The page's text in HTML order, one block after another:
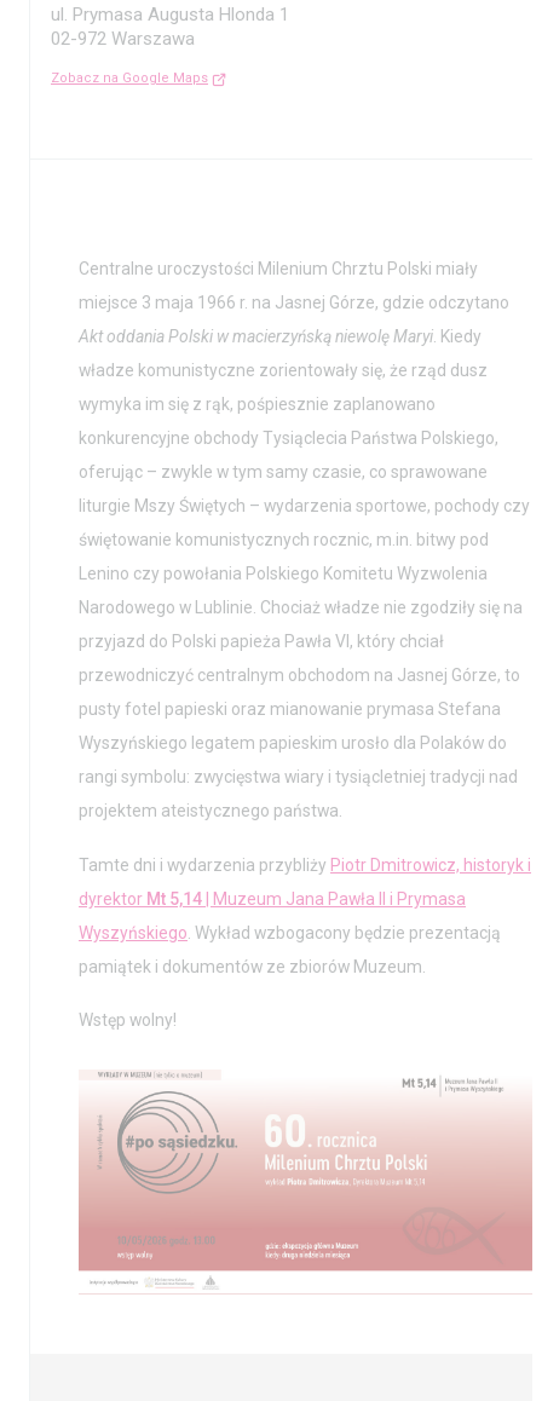
Wystawy / Wydarzenia
Kontakt i Zespół
BIP
Edukacja
Projekty
Wolontariat
Kolekcja im. Jana
Pawła II
ul. Prymasa Augusta Hlonda 1
02-972 Warszawa
Zobacz na Google Maps
Centralne uroczystości Milenium Chrztu Polski miały
miejsce 3 maja 1966 r. na Jasnej Górze, gdzie odczytano
Akt oddania Polski w macierzyńską niewolę Maryi . Kiedy
władze komunistyczne zorientowały się, że rząd dusz
wymyka im się z rąk, pośpiesznie zaplanowano
konkurencyjne obchody Tysiąclecia Państwa Polskiego,
oferując – zwykle w tym samy czasie, co sprawowane
liturgie Mszy Świętych – wydarzenia sportowe, pochody czy
świętowanie komunistycznych rocznic, m.in. bitwy pod
Lenino czy powołania Polskiego Komitetu Wyzwolenia
Narodowego w Lublinie. Chociaż władze nie zgodziły się na
przyjazd do Polski papieża Pawła VI, który chciał
przewodniczyć centralnym obchodom na Jasnej Górze, to
pusty fotel papieski oraz mianowanie prymasa Stefana
Wyszyńskiego legatem papieskim urosło dla Polaków do
rangi symbolu: zwycięstwa wiary i tysiącletniej tradycji nad
projektem ateistycznego państwa.
Tamte dni i wydarzenia przybliży Piotr Dmitrowicz, historyk i
dyrektor Mt 5,14 | Muzeum Jana Pawła II i Prymasa
Wyszyńskiego . Wykład wzbogacony będzie prezentacją
pamiątek i dokumentów ze zbiorów Muzeum.
Wstęp wolny!